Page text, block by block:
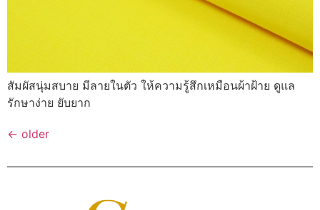
สัมผัสนุ่มสบาย มีลายในตัว ให้ความรู้สึกเหมือนผ้าฝ้าย ดูแล
รักษาง่าย ยับยาก
← older